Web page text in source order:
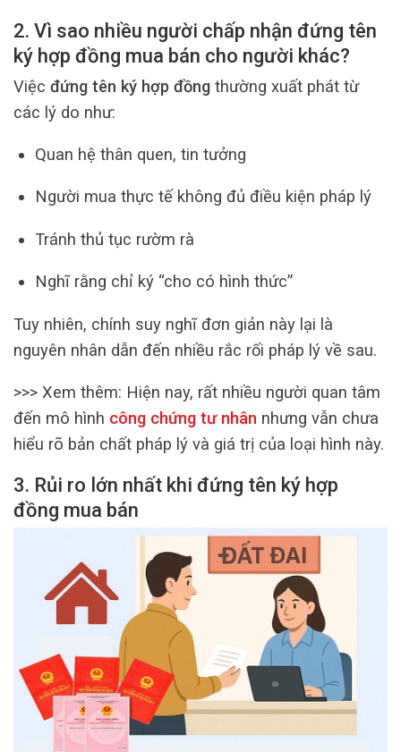
2. Vì sao nhiều người chấp nhận đứng tên
ký hợp đồng mua bán cho người khác?
Việc đứng tên ký hợp đồng thường xuất phát từ
các lý do như:
Quan hệ thân quen, tin tưởng
Người mua thực tế không đủ điều kiện pháp lý
Tránh thủ tục rườm rà
Nghĩ rằng chỉ ký “cho có hình thức”
Tuy nhiên, chính suy nghĩ đơn giản này lại là
nguyên nhân dẫn đến nhiều rắc rối pháp lý về sau.
>>> Xem thêm: Hiện nay, rất nhiều người quan tâm
đến mô hình công chứng tư nhân nhưng vẫn chưa
hiểu rõ bản chất pháp lý và giá trị của loại hình này.
3. Rủi ro lớn nhất khi đứng tên ký hợp
đồng mua bán